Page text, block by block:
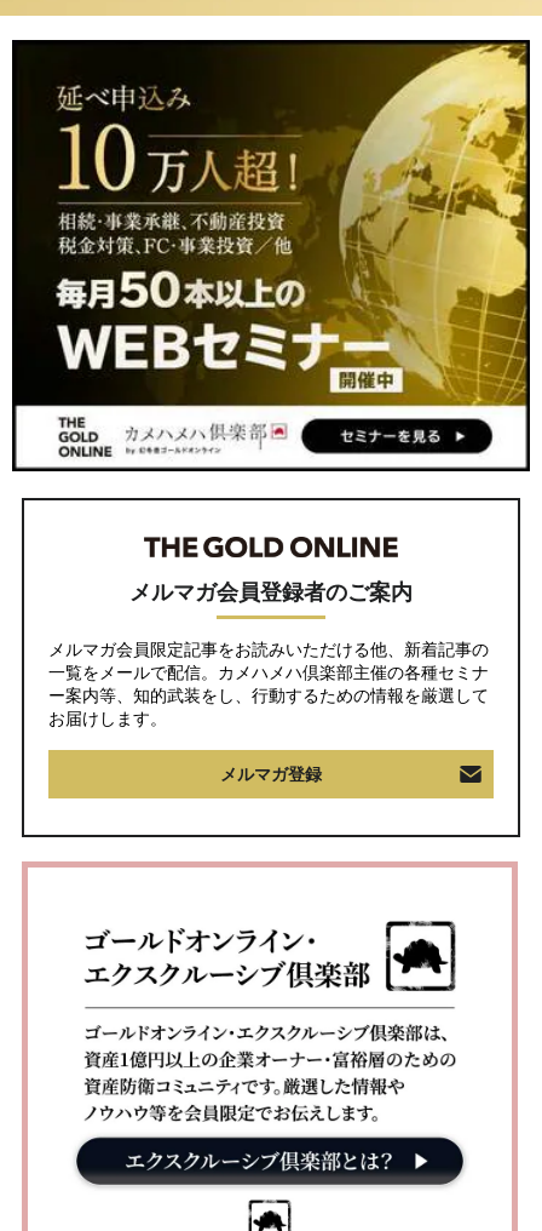
メルマガ会員登録者のご案内
メルマガ会員限定記事をお読みいただける他、新着記事の
一覧をメールで配信。カメハメハ倶楽部主催の各種セミナ
ー案内等、知的武装をし、行動するための情報を厳選して
お届けします。
メルマガ登録